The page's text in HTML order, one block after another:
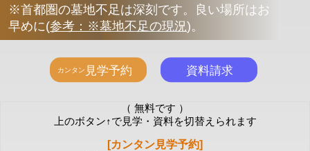
※首都圏の墓地不足は深刻です。良い場所はお
早めに(参考：※墓地不足の現況)。
（ 無料です ）
上のボタン↑で見学・資料を切替えられます
[カンタン見学予約]